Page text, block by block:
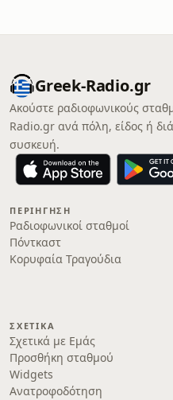
Greek-Radio.gr
Ακούστε ραδιοφωνικούς
Radio.gr ανά πόλη, είδος ή
συσκευή.
ΠΕΡΙΉΓΗΣΗ
Ραδιοφωνικοί σταθμοί
Πόντκαστ
Κορυφαία Τραγούδια
ΣΧΕΤΙΚΆ
Σχετικά με Εμάς
Προσθήκη σταθμού
Widgets
Ανατροφοδότηση